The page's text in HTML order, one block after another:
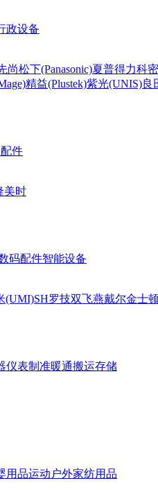
政设备
尚松下(Panasonic)夏普得力科密
精益(Plustek)紫光(UNIS)良
件
美时
码配件智能设备
(UMI)SH罗技双飞燕戴尔金士顿
仪表制准暖通搬运存储
用品运动户外家纺用品